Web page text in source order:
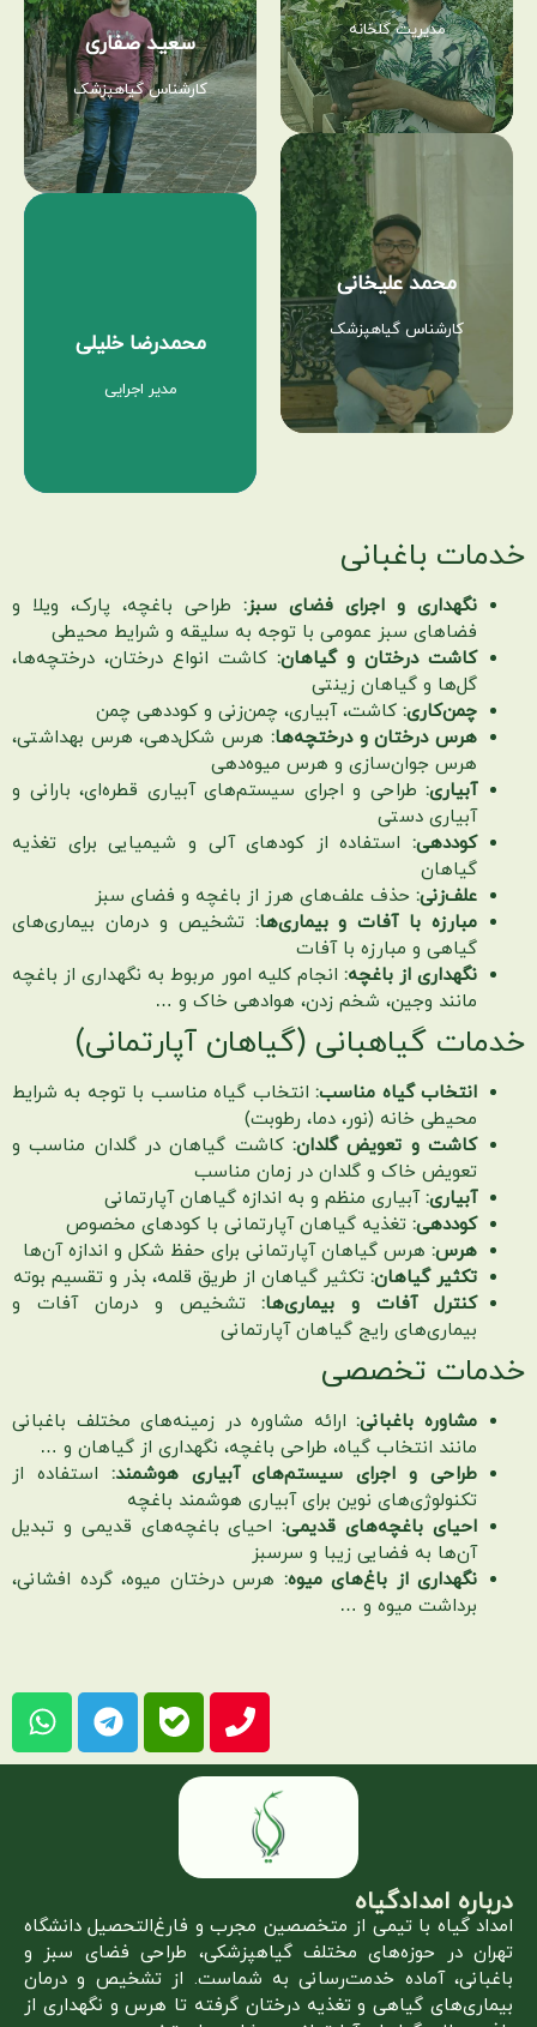
مدیریت گلخانه
محمد علیخانی
کارشناس گیاهپزشک
سعید صفاری
کارشناس گیاهپزشک
محمدرضا خلیلی
مدیر اجرایی
خدمات باغبانی
نگهداری و اجرای فضای سبز: طراحی باغچه، پارک، ویلا و
فضاهای سبز عمومی با توجه به سلیقه و شرایط محیطی
کاشت درختان و گیاهان: کاشت انواع درختان، درختچه‌ها،
گل‌ها و گیاهان زینتی
چمن‌کاری: کاشت، آبیاری، چمن‌زنی و کوددهی چمن
هرس درختان و درختچه‌ها: هرس شکل‌دهی، هرس بهداشتی،
هرس جوان‌سازی و هرس میوه‌دهی
آبیاری: طراحی و اجرای سیستم‌های آبیاری قطره‌ای، بارانی و
آبیاری دستی
کوددهی: استفاده از کودهای آلی و شیمیایی برای تغذیه
گیاهان
علف‌زنی: حذف علف‌های هرز از باغچه و فضای سبز
مبارزه با آفات و بیماری‌ها: تشخیص و درمان بیماری‌های
گیاهی و مبارزه با آفات
نگهداری از باغچه: انجام کلیه امور مربوط به نگهداری از باغچه
مانند وجین، شخم زدن، هوادهی خاک و …
خدمات گیاهبانی (گیاهان آپارتمانی)
انتخاب گیاه مناسب:انتخاب گیاه مناسب با توجه به شرایط
محیطی خانه (نور، دما، رطوبت)
کاشت و تعویض گلدان: کاشت گیاهان در گلدان مناسب و
تعویض خاک و گلدان در زمان مناسب
آبیاری:آبیاری منظم و به اندازه گیاهان آپارتمانی
کوددهی: تغذیه گیاهان آپارتمانی با کودهای مخصوص
هرس: هرس گیاهان آپارتمانی برای حفظ شکل و اندازه آن‌ها
تکثیر گیاهان: تکثیر گیاهان از طریق قلمه، بذر و تقسیم بوته
کنترل آفات و بیماری‌ها:تشخیص و درمان آفات و
بیماری‌های رایج گیاهان آپارتمانی
خدمات تخصصی
مشاوره باغبانی:ارائه مشاوره در زمینه‌های مختلف باغبانی
مانند انتخاب گیاه، طراحی باغچه، نگهداری از گیاهان و …
طراحی و اجرای سیستم‌های آبیاری هوشمند: استفاده از
تکنولوژی‌های نوین برای آبیاری هوشمند باغچه
احیای باغچه‌های قدیمی:احیای باغچه‌های قدیمی و تبدیل
آن‌ها به فضایی زیبا و سرسبز
نگهداری از باغ‌های میوه: هرس درختان میوه، گرده افشانی،
برداشت میوه و …
درباره امدادگیاه
امداد گیاه با تیمی از متخصصین مجرب و فارغ‌التحصیل دانشگاه
تهران در حوزه‌های مختلف گیاهپزشکی، طراحی فضای سبز و
باغبانی، آماده خدمت‌رسانی به شماست. از تشخیص و درمان
بیماری‌های گیاهی و تغذیه درختان گرفته تا هرس و نگهداری از